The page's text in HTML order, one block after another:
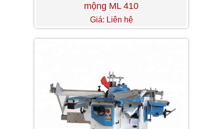
mộng ML 410
Giá: Liên hệ